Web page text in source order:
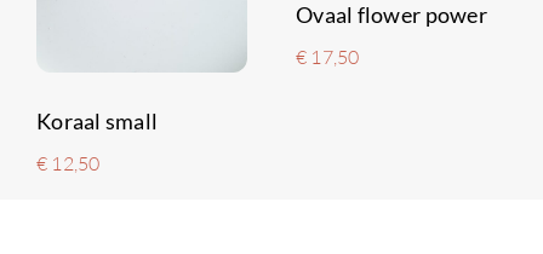
Koraal small
€ 12,50
Ovaal flower power
€ 17,50